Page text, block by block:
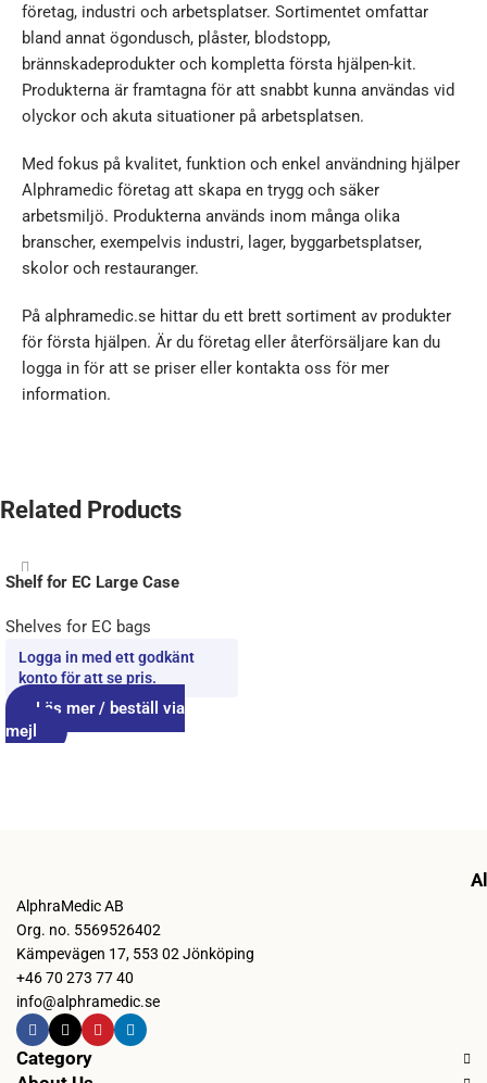
företag, industri och arbetsplatser. Sortimentet omfattar
bland annat ögondusch, plåster, blodstopp,
brännskadeprodukter och kompletta första hjälpen-kit.
Produkterna är framtagna för att snabbt kunna användas vid
olyckor och akuta situationer på arbetsplatsen.
Med fokus på kvalitet, funktion och enkel användning hjälper
Alphramedic företag att skapa en trygg och säker
arbetsmiljö. Produkterna används inom många olika
branscher, exempelvis industri, lager, byggarbetsplatser,
skolor och restauranger.
På alphramedic.se hittar du ett brett sortiment av produkter
för första hjälpen. Är du företag eller återförsäljare kan du
logga in för att se priser eller kontakta oss för mer
information.
Related Products
Shelf for EC Large Case
Shelves for EC bags
Logga in med ett godkänt
konto för att se pris.
Läs mer / beställ via
mejl
AlphraMedic AB
Org. no. 5569526402
Kämpevägen 17, 553 02 Jönköping
+46 70 273 77 40
info@alphramedic.se
Category